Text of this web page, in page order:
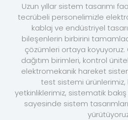
Uzun yıllar sistem tasarımı
tecrübeli personelimizle
kablaj ve endüstriyel
bileşenlerin birbirini
çözümleri ortaya koyuyoruz.
dağıtım birimleri, kontrol
elektromekanik hareket
test sistemi ürünlerimiz,
yetkinliklerimiz, sistematik
sayesinde sistem